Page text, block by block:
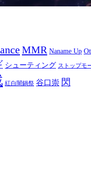
MMR Naname Up
シューティング ストップモ
紅白闇鍋祭 谷口崇 閃